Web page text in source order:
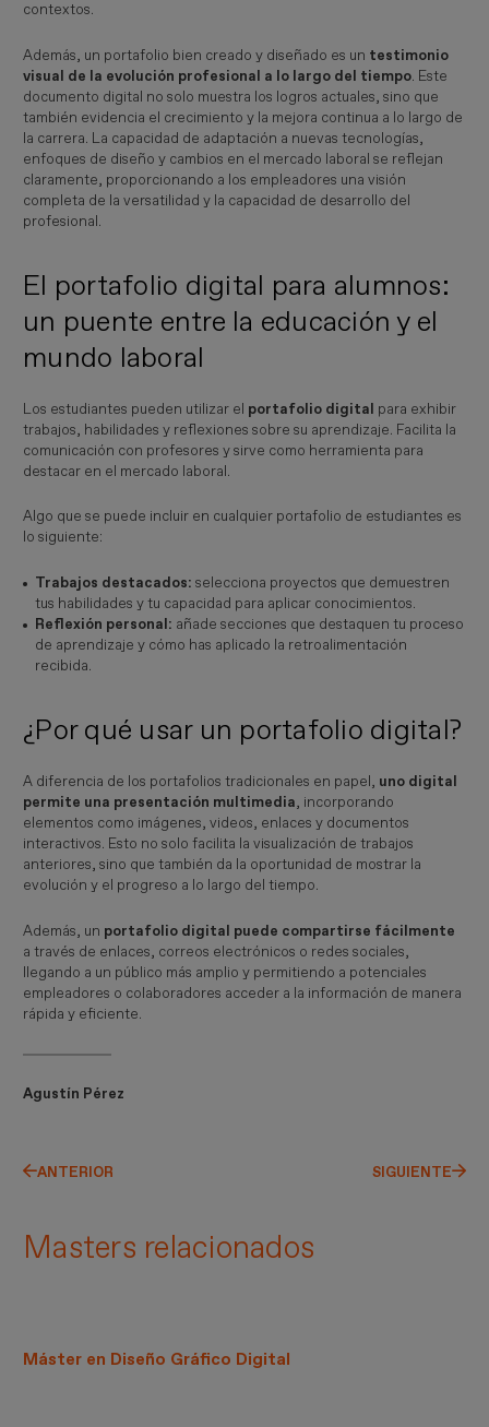
contextos.
Además, un portafolio bien creado y diseñado es un testimonio
visual de la evolución profesional a lo largo del tiempo. Este
documento digital no solo muestra los logros actuales, sino que
también evidencia el crecimiento y la mejora continua a lo largo de
la carrera. La capacidad de adaptación a nuevas tecnologías,
enfoques de diseño y cambios en el mercado laboral se reflejan
claramente, proporcionando a los empleadores una visión
completa de la versatilidad y la capacidad de desarrollo del
profesional.
El portafolio digital para alumnos:
un puente entre la educación y el
mundo laboral
Los estudiantes pueden utilizar el portafolio digital para exhibir
trabajos, habilidades y reflexiones sobre su aprendizaje. Facilita la
comunicación con profesores y sirve como herramienta para
destacar en el mercado laboral.
Algo que se puede incluir en cualquier portafolio de estudiantes es
lo siguiente:
Trabajos destacados: selecciona proyectos que demuestren
tus habilidades y tu capacidad para aplicar conocimientos.
Reflexión personal: añade secciones que destaquen tu proceso
de aprendizaje y cómo has aplicado la retroalimentación
recibida.
¿Por qué usar un portafolio digital?
A diferencia de los portafolios tradicionales en papel, uno digital
permite una presentación multimedia, incorporando
elementos como imágenes, videos, enlaces y documentos
interactivos. Esto no solo facilita la visualización de trabajos
anteriores, sino que también da la oportunidad de mostrar la
evolución y el progreso a lo largo del tiempo.
Además, un portafolio digital puede compartirse fácilmente
a través de enlaces, correos electrónicos o redes sociales,
llegando a un público más amplio y permitiendo a potenciales
empleadores o colaboradores acceder a la información de manera
rápida y eficiente.
Agustín Pérez
ANTERIOR SIGUIENTE
Masters relacionados
Máster en Diseño Gráfico Digital